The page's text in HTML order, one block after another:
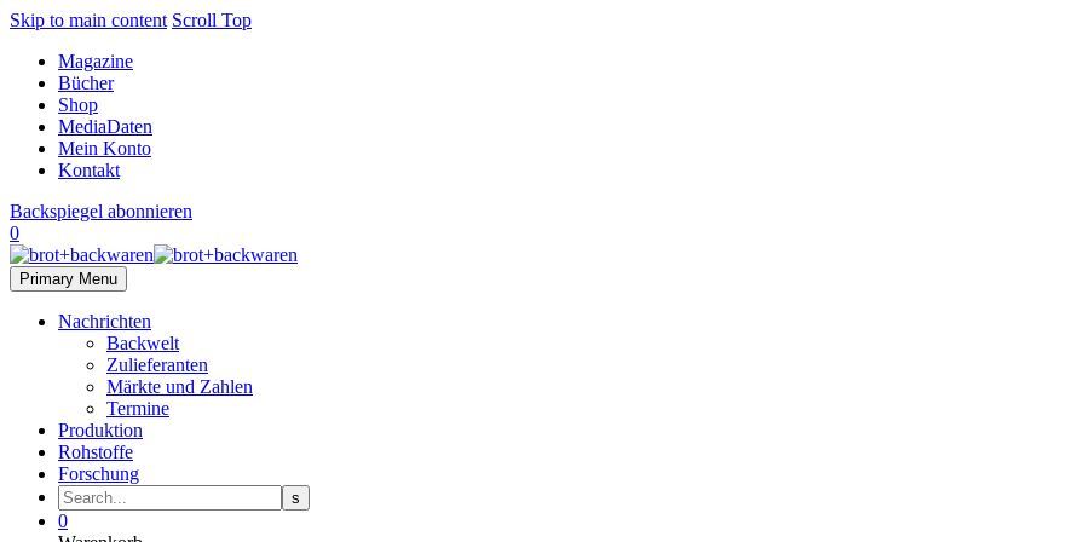
Skip to main content Scroll Top
Magazine
Bücher
Shop
MediaDaten
Mein Konto
Kontakt
Backspiegel abonnieren
0
Primary Menu
Nachrichten
Backwelt
Zulieferanten
Märkte und Zahlen
Termine
Produktion
Rohstoffe
Forschung
0